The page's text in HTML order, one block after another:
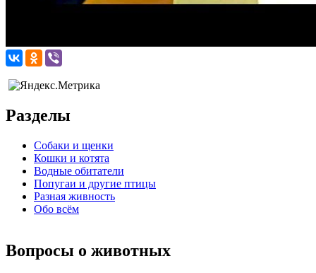
Разделы
Собаки и щенки
Кошки и котята
Водные обитатели
Попугаи и другие птицы
Разная живность
Обо всём
Вопросы о животных